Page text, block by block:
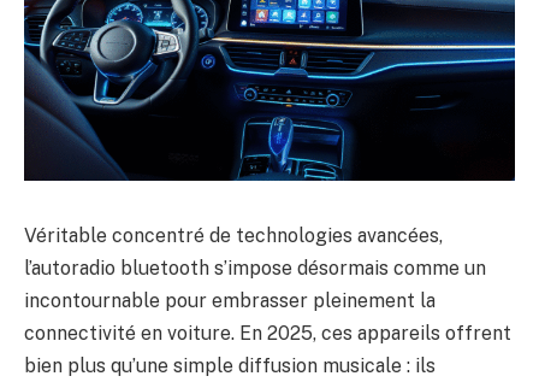
Véritable concentré de technologies avancées,
l’autoradio bluetooth s’impose désormais comme un
incontournable pour embrasser pleinement la
connectivité en voiture. En 2025, ces appareils offrent
bien plus qu’une simple diffusion musicale : ils